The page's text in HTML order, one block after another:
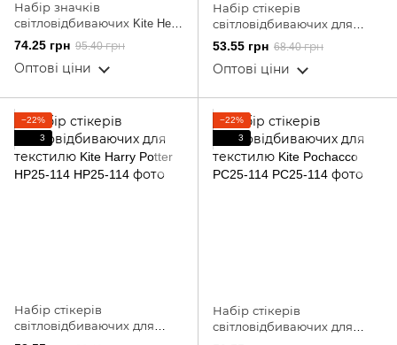
Набір значків
світловідбиваючих Kite Hello
Kitty HK25-107-1
74.25 грн 95.40 грн
Оптові ціни
Набір стікерів
світловідбиваючих для
текстилю Kite K25-114
53.55 грн 68.40 грн
Оптові ціни
−22%
3
Набір стікерів
світловідбиваючих для
текстилю Kite Harry Potter
−22%
3
Набір стікерів
світловідбиваючих для